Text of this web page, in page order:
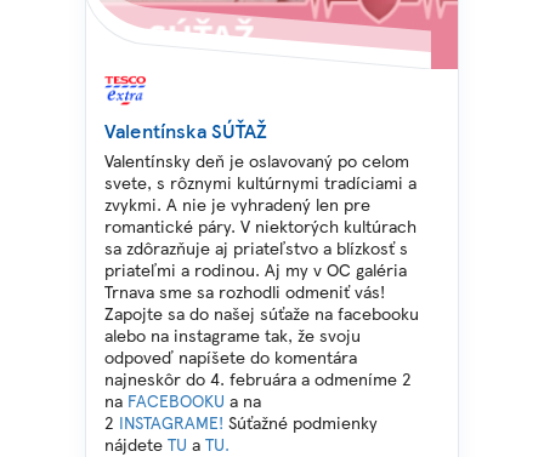
Valentínska SÚŤAŽ
Valentínsky deň je oslavovaný po celom
svete, s rôznymi kultúrnymi tradíciami a
zvykmi. A nie je vyhradený len pre
romantické páry. V niektorých kultúrach
sa zdôrazňuje aj priateľstvo a blízkosť s
priateľmi a rodinou. Aj my v OC galéria
Trnava sme sa rozhodli odmeniť vás!
Zapojte sa do našej súťaže na facebooku
alebo na instagrame tak, že svoju
odpoveď napíšete do komentára
najneskôr do 4. februára a odmeníme 2
na FACEBOOKU a na
2 INSTAGRAME! Súťažné podmienky
nájdete TU a TU.